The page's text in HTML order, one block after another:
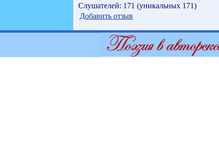
Слушателей: 171 (уникальных 171)
Добавить отзыв